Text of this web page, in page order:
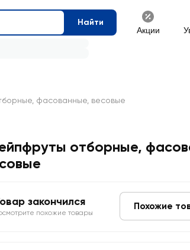
Найти
Акции
фасованные, весовые
отборные,
закончился
похожие товары
Похожие